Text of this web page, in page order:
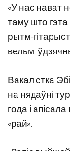
«У нас нават
таму што
рытм-
вельмі
Вакалістка
на нядаўні
года і
«рай».